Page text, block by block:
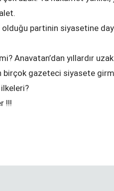
partinin siyasetine
Anavatan’dan yıllardır
birçok gazeteci siyasete
!!!